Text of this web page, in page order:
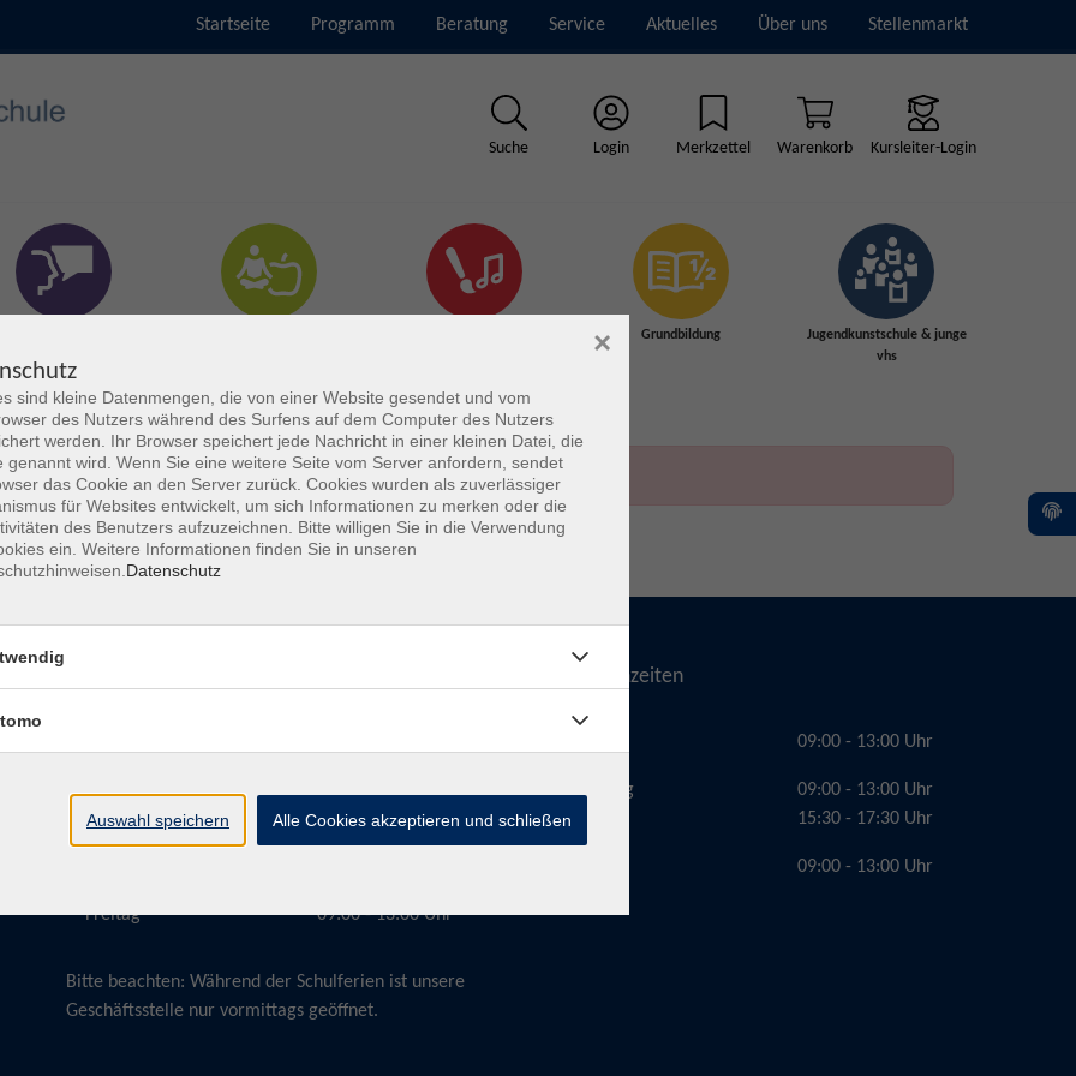
Startseite Programm Beratung Service Aktuelles Über uns Stellenmarkt
Suche Login Merkzettel Warenkorb Kursleiter-Login
Grundbildung
Jugendkunstschule & junge
vhs
Dienstag
Freitag
15:30 - 17:30 Uhr
09:00 - 13:00 Uhr
Bitte beachten: Während der Schulferien ist unsere
Geschäftsstelle nur vormittags geöffnet.
Telefonzeiten
Dienstag
09:00 - 13:00 Uhr
09:00 - 13:00 Uhr
15:30 - 17:30 Uhr
09:00 - 13:00 Uhr
sind kleine Datenmengen, die von einer Website gesendet und vom
des Nutzers während des Surfens auf dem Computer des Nutzers
werden. Ihr Browser speichert jede Nachricht in einer kleinen Datei, die
genannt wird. Wenn Sie eine weitere Seite vom Server anfordern, sendet
das Cookie an den Server zurück. Cookies wurden als zuverlässiger
für Websites entwickelt, um sich Informationen zu merken oder die
des Benutzers aufzuzeichnen. Bitte willigen Sie in die Verwendung
ein. Weitere Informationen finden Sie in unseren
Datenschutz
×
Auswahl speichern Alle Cookies akzeptieren und schließen